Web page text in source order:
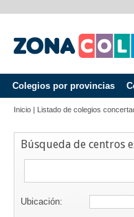
Colegios por provincias
Inicio | Listado de colegios
Búsqueda de centros
Ubicación: